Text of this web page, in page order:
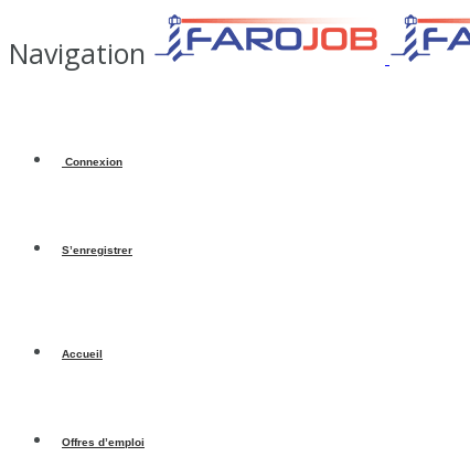
Navigation
Connexion
S’enregistrer
Accueil
Offres d’emploi